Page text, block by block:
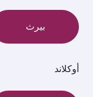
بيرث
أوكلاند